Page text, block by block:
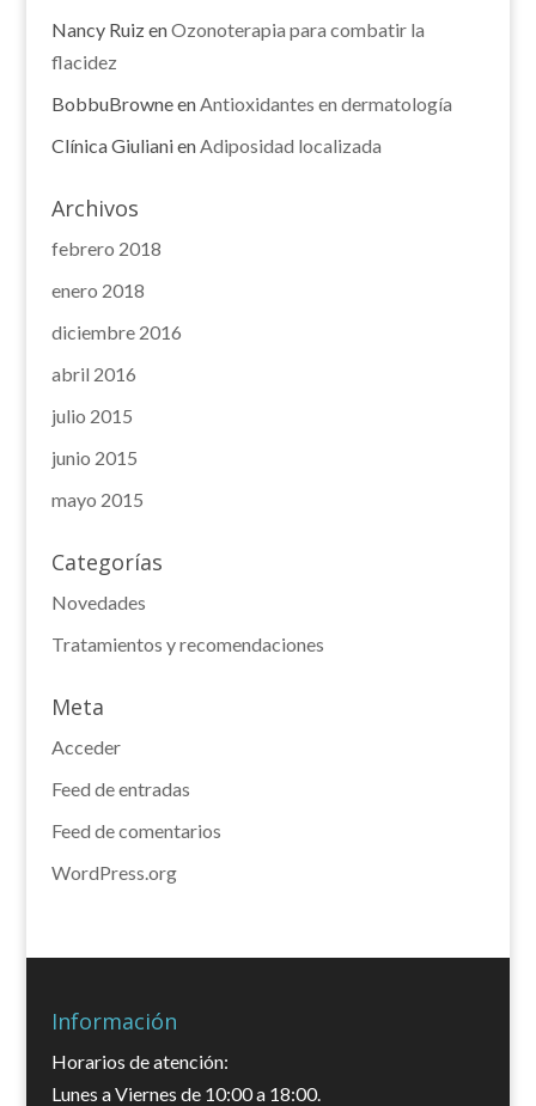
Nancy RuizenOzonoterapia para combatir la
flacidez
BobbuBrowneenAntioxidantes en dermatología
Clínica GiulianienAdiposidad localizada
Archivos
febrero 2018
enero 2018
diciembre 2016
abril 2016
julio 2015
junio 2015
mayo 2015
Categorías
Novedades
Tratamientos y recomendaciones
Meta
Acceder
Feed de entradas
Feed de comentarios
WordPress.org
Información
Horarios de atención:
Lunes a Viernes de 10:00 a 18:00.